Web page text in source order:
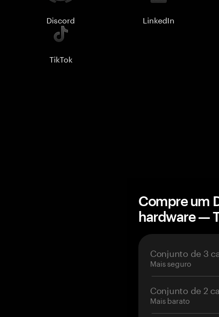
Discord LinkedIn
TikTok
Compre um
hardware —
Conjunto de 3
Mais seguro
Conjunto de 2
Mais barato